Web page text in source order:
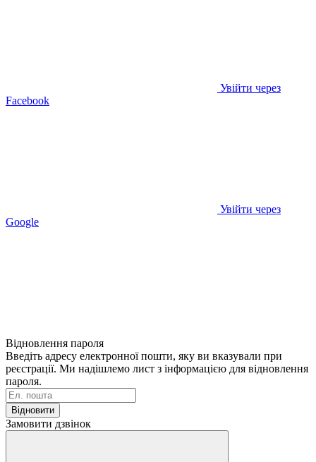
Увійти через
Facebook
Увійти через
Google
Відновлення пароля
Введіть адресу електронної пошти, яку ви вказували при
реєстрації. Ми надішлемо лист з інформацією для відновлення
пароля.
Відновити
Замовити дзвінок